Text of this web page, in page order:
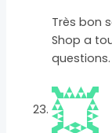
Très bon
Shop a
questions.